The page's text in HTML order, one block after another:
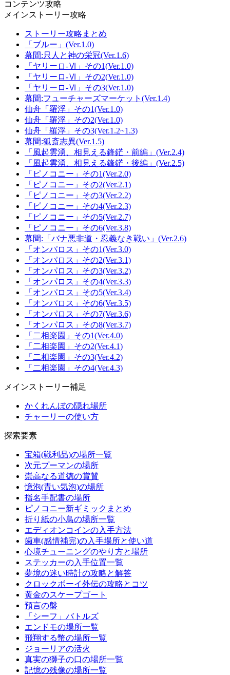
コンテンツ攻略
メインストーリー攻略
ストーリー攻略まとめ
「ブルー」(Ver.1.0)
幕間:只人と神の栄冠(Ver.1.6)
「ヤリーロ-Ⅵ」その1(Ver.1.0)
「ヤリーロ-Ⅵ」その2(Ver.1.0)
「ヤリーロ-Ⅵ」その3(Ver.1.0)
幕間:フューチャーズマーケット(Ver.1.4)
仙舟「羅浮」その1(Ver.1.0)
仙舟「羅浮」その2(Ver.1.0)
仙舟「羅浮」その3(Ver.1.2~1.3)
幕間:狐斎志異(Ver.1.5)
「風起雲湧、相見える鋒鋩・前編」(Ver.2.4)
「風起雲湧、相見える鋒鋩・後編」(Ver.2.5)
「ピノコニー」その1(Ver.2.0)
「ピノコニー」その2(Ver.2.1)
「ピノコニー」その3(Ver.2.2)
「ピノコニー」その4(Ver.2.3)
「ピノコニー」その5(Ver.2.7)
「ピノコニー」その6(Ver.3.8)
幕間:「バナ悪非道・忍義なき戦い」(Ver.2.6)
「オンパロス」その1(Ver.3.0)
「オンパロス」その2(Ver.3.1)
「オンパロス」その3(Ver.3.2)
「オンパロス」その4(Ver.3.3)
「オンパロス」その5(Ver.3.4)
「オンパロス」その6(Ver.3.5)
「オンパロス」その7(Ver.3.6)
「オンパロス」その8(Ver.3.7)
「二相楽園」その1(Ver.4.0)
「二相楽園」その2(Ver.4.1)
「二相楽園」その3(Ver.4.2)
「二相楽園」その4(Ver.4.3)
メインストーリー補足
かくれんぼの隠れ場所
チャーリーの使い方
探索要素
宝箱(戦利品)の場所一覧
次元プーマンの場所
崇高なる道徳の賞賛
憶泡(青い気泡)の場所
指名手配書の場所
ピノコニー新ギミックまとめ
折り紙の小鳥の場所一覧
エディオンコインの入手方法
歯車(感情補完)の入手場所と使い道
心境チューニングのやり方と場所
ステッカーの入手位置一覧
夢境の迷い時計の攻略と解答
クロックボーイ外伝の攻略とコツ
黄金のスケープゴート
預言の盤
「シーフ」バトルズ
エンドモの場所一覧
飛翔する幣の場所一覧
ジョーリアの活火
真実の獅子の口の場所一覧
記憶の残像の場所一覧